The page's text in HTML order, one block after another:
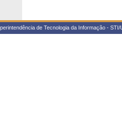
de Tecnologia da Informação -